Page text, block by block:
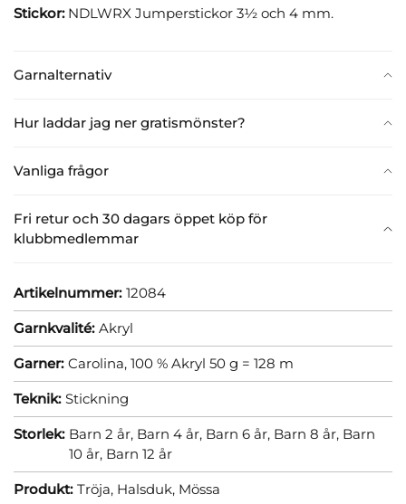
Garnalternativ
Hur laddar jag ner gratismönster?
Vanliga frågor
Fri retur och 30 dagars öppet köp för
klubbmedlemmar
Stickor:NDLWRX Jumperstickor 3½ och 4 mm.
Artikelnummer: 12084
Garnkvalité: Akryl
Garner: Carolina, 100 % Akryl 50 g = 128 m
Teknik: Stickning
Storlek: Barn 2 år, Barn 4 år, Barn 6 år, Barn 8 år, Barn
10 år, Barn 12 år
Produkt: Tröja, Halsduk, Mössa